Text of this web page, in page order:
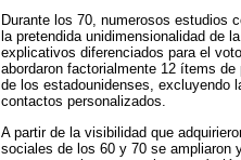
Durante los 70, numerosos estudios
la pretendida unidimensionalidad de
explicativos diferenciados para el
abordaron factorialmente 12 ítems
de los estadounidenses, excluyendo
contactos personalizados.
A partir de la visibilidad que
sociales de los 60 y 70 se ampliaron